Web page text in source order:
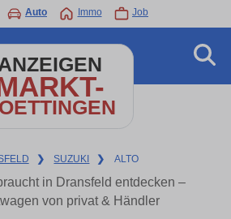
Auto Immo Job
❯ SUZUKI ❯ ALTO
in Dransfeld entdecken –
von privat & Händler